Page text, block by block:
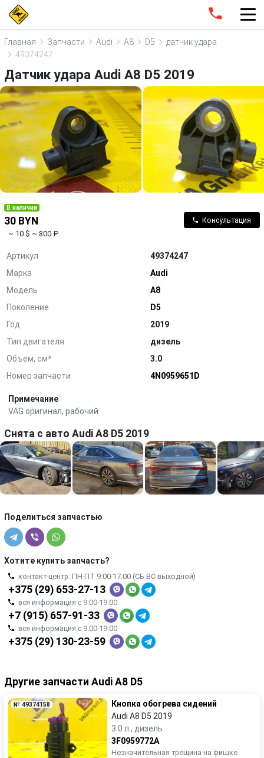
Главная Запчасти Audi A8 D5
датчик удара
49374247
Датчик удара Audi A8 D5 2019
В наличии
30 BYN
~ 10 $ ~ 800 ₽
Консультация
Артикул
49374247
Марка
Audi
Модель
A8
Поколение
D5
Год
2019
Тип двигателя
дизель
Объем, см³
3.0
Номер запчасти
4N0959651D
Примечание
VAG оригинал, рабочий
Снята с авто Audi A8 D5 2019
Поделиться запчастью
Хотите купить запчасть?
контакт-центр: ПН-ПТ 9:00-17:00 (СБ ВС выходной)
+375 (29) 653-27-13
вся информация с 9:00-19:00
+7 (915) 657-91-33
вся информация с 9:00-19:00
+375 (29) 130-23-59
Другие запчасти Audi A8 D5
№ 49374158
Кнопка обогрева сидений
Audi A8 D5 2019
3.0 л., дизель
3F0959772A
Незначительная трещина на фишке